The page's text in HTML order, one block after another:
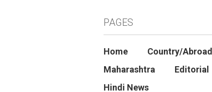
PAGES
Home
Country/Abroad
Maharashtra
Editorial
Hindi News